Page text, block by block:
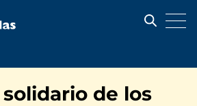
de los